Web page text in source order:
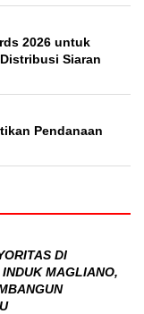
2026 untuk
Siaran
Pendanaan
DI
INDUK MAGLIANO,